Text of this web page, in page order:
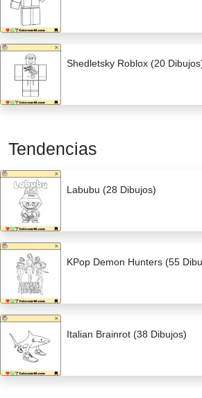
Shedletsky Roblox (20
Tendencias
Labubu (28 Dibujos)
KPop Demon Hunters (55
Italian Brainrot (38 Dibujos)